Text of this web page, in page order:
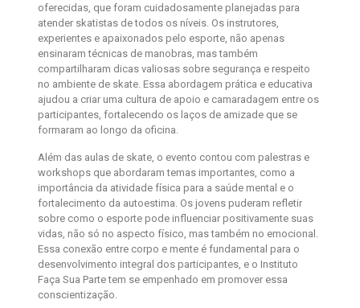
oferecidas, que foram cuidadosamente planejadas para
atender skatistas de todos os níveis. Os instrutores,
experientes e apaixonados pelo esporte, não apenas
ensinaram técnicas de manobras, mas também
compartilharam dicas valiosas sobre segurança e respeito
no ambiente de skate. Essa abordagem prática e educativa
ajudou a criar uma cultura de apoio e camaradagem entre os
participantes, fortalecendo os laços de amizade que se
formaram ao longo da oficina.
Além das aulas de skate, o evento contou com palestras e
workshops que abordaram temas importantes, como a
importância da atividade física para a saúde mental e o
fortalecimento da autoestima. Os jovens puderam refletir
sobre como o esporte pode influenciar positivamente suas
vidas, não só no aspecto físico, mas também no emocional.
Essa conexão entre corpo e mente é fundamental para o
desenvolvimento integral dos participantes, e o Instituto
Faça Sua Parte tem se empenhado em promover essa
conscientização.